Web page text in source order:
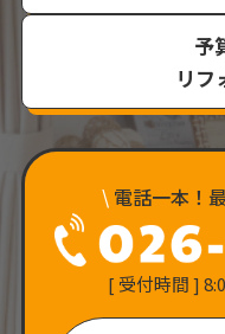
予
リフ
\ 電話一本！
[ 受付時間 ]